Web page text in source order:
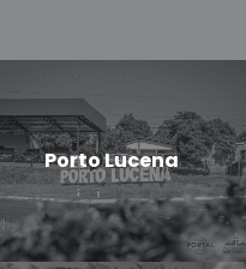
Porto Lucena